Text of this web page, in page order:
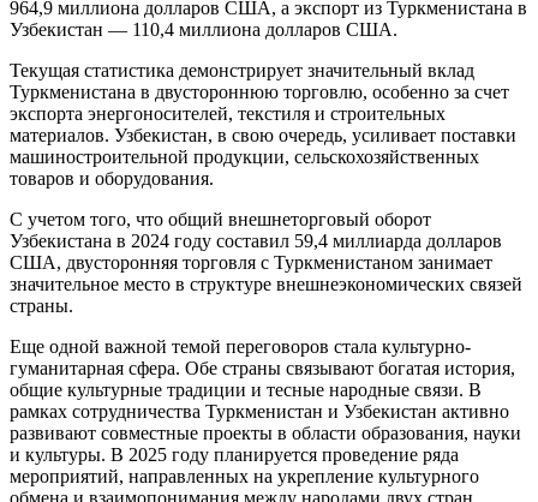
964,9 миллиона долларов США, а экспорт из Туркменистана в
Узбекистан — 110,4 миллиона долларов США.
Текущая статистика демонстрирует значительный вклад
Туркменистана в двустороннюю торговлю, особенно за счет
экспорта энергоносителей, текстиля и строительных
материалов. Узбекистан, в свою очередь, усиливает поставки
машиностроительной продукции, сельскохозяйственных
товаров и оборудования.
С учетом того, что общий внешнеторговый оборот
Узбекистана в 2024 году составил 59,4 миллиарда долларов
США, двусторонняя торговля с Туркменистаном занимает
значительное место в структуре внешнеэкономических связей
страны.
Еще одной важной темой переговоров стала культурно-
гуманитарная сфера. Обе страны связывают богатая история,
общие культурные традиции и тесные народные связи. В
рамках сотрудничества Туркменистан и Узбекистан активно
развивают совместные проекты в области образования, науки
и культуры. В 2025 году планируется проведение ряда
мероприятий, направленных на укрепление культурного
обмена и взаимопонимания между народами двух стран.